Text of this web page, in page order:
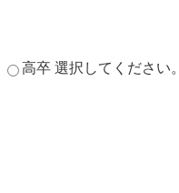
高卒 選択してください。